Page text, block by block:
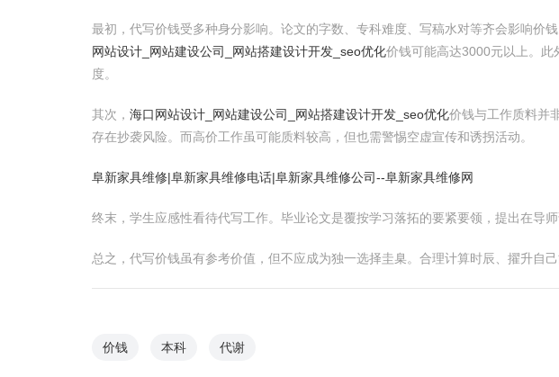
最初，代写价钱受多种身分影响。论文的字数、专科难度、写稿水对等齐会影响价
网站设计_网站建设公司_网站搭建设计开发_seo优化价钱可能高达3000元以上。此
度。
其次， 海口网站设计_网站建设公司_网站搭建设计开发_seo优化价钱与工作质料并
存在抄袭风险。而高价工作虽可能质料较高，但也需警惕空虚宣传和诱拐活动。
阜新家具维修|阜新家具维修电话|阜新家具维修公司--阜新家具维修网
终末，学生应感性看待代写工作。毕业论文是覆按学习落拓的要紧要领，提出在导
总之，代写价钱虽有参考价值，但不应成为独一选择圭臬。合理计算时辰、擢升自
价钱 本科 代谢